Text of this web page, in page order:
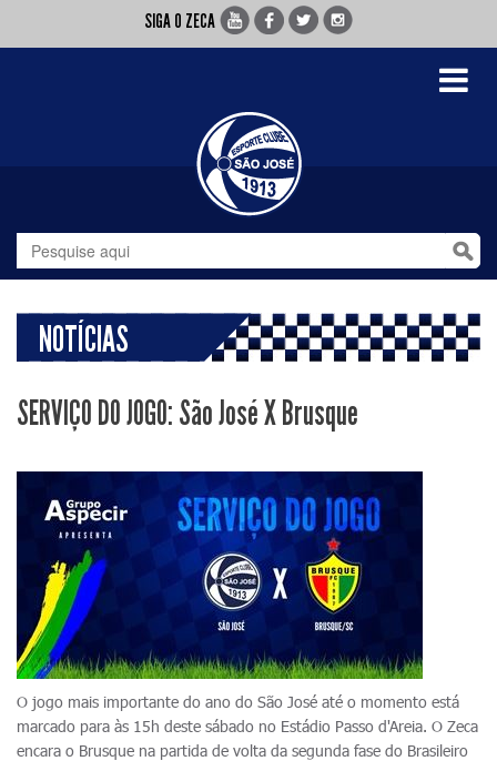
SIGA O ZECA
Toggle
NOTÍCIAS
SERVIÇO DO JOGO: São José X Brusque
O jogo mais importante do ano do São José até o momento está
marcado para às 15h deste sábado no Estádio Passo d'Areia. O Zeca
encara o Brusque na partida de volta da segunda fase do Brasileiro